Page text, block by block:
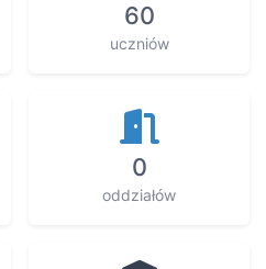
60
uczniów
0
oddziałów